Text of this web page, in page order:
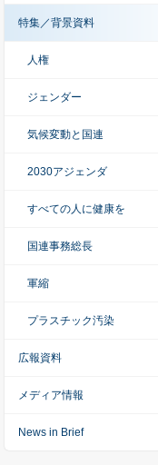
特集／背景資料
人権
ジェンダー
気候変動と国連
2030アジェンダ
すべての人に健康を
国連事務総長
軍縮
プラスチック汚染
広報資料
メディア情報
News in Brief